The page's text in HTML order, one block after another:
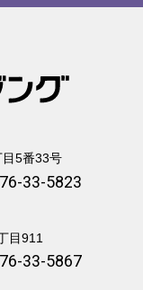
5番33号
33-5823
目911
33-5867